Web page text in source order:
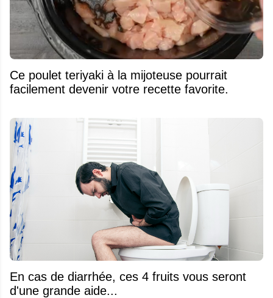
Ce poulet teriyaki à la mijoteuse pourrait
facilement devenir votre recette favorite.
En cas de diarrhée, ces 4 fruits vous seront
d'une grande aide...